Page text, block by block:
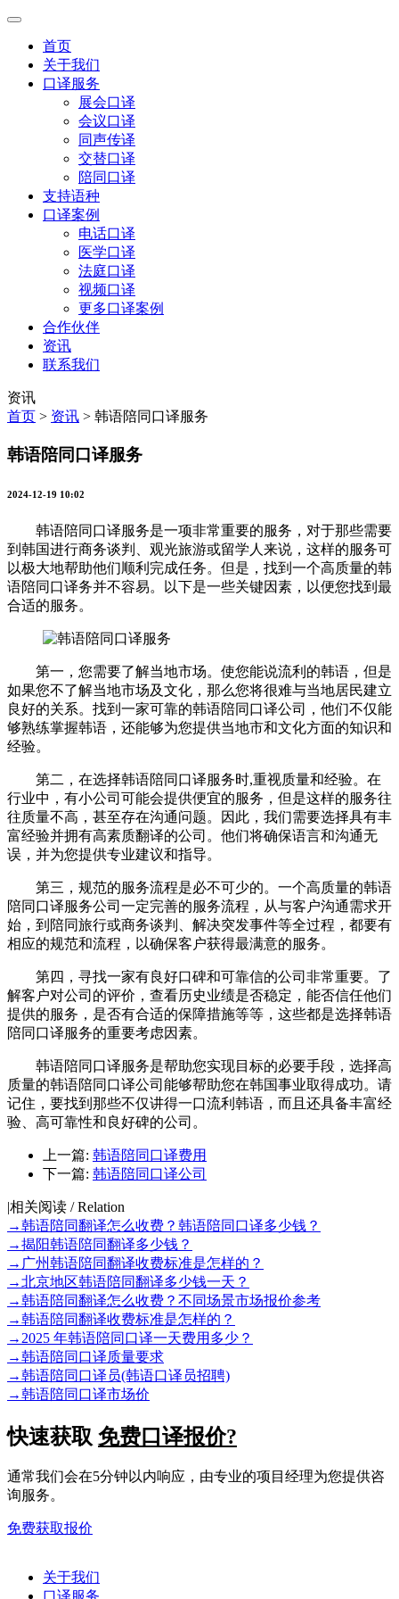
首页
关于我们
口译服务
展会口译
会议口译
同声传译
交替口译
陪同口译
支持语种
口译案例
电话口译
医学口译
法庭口译
视频口译
更多口译案例
合作伙伴
资讯
联系我们
资讯
首页 > 资讯 > 韩语陪同口译服务
韩语陪同口译服务
2024-12-19 10:02
韩语陪同口译服务是一项非常重要的服务，对于那些需要
到韩国进行商务谈判、观光旅游或留学人来说，这样的服务可
以极大地帮助他们顺利完成任务。但是，找到一个高质量的韩
语陪同口译务并不容易。以下是一些关键因素，以便您找到最
合适的服务。
第一，您需要了解当地市场。使您能说流利的韩语，但是
如果您不了解当地市场及文化，那么您将很难与当地居民建立
良好的关系。找到一家可靠的韩语陪同口译公司，他们不仅能
够熟练掌握韩语，还能够为您提供当地市和文化方面的知识和
经验。
第二，在选择韩语陪同口译服务时,重视质量和经验。在
行业中，有小公司可能会提供便宜的服务，但是这样的服务往
往质量不高，甚至存在沟通问题。因此，我们需要选择具有丰
富经验并拥有高素质翻译的公司。他们将确保语言和沟通无
误，并为您提供专业建议和指导。
第三，规范的服务流程是必不可少的。一个高质量的韩语
陪同口译服务公司一定完善的服务流程，从与客户沟通需求开
始，到陪同旅行或商务谈判、解决突发事件等全过程，都要有
相应的规范和流程，以确保客户获得最满意的服务。
第四，寻找一家有良好口碑和可靠信的公司非常重要。了
解客户对公司的评价，查看历史业绩是否稳定，能否信任他们
提供的服务，是否有合适的保障措施等等，这些都是选择韩语
陪同口译服务的重要考虑因素。
韩语陪同口译服务是帮助您实现目标的必要手段，选择高
质量的韩语陪同口译公司能够帮助您在韩国事业取得成功。请
记住，要找到那些不仅讲得一口流利韩语，而且还具备丰富经
验、高可靠性和良好碑的公司。
上一篇: 韩语陪同口译费用
下一篇: 韩语陪同口译公司
|相关阅读 / Relation
→韩语陪同翻译怎么收费？韩语陪同口译多少钱？
→揭阳韩语陪同翻译多少钱？
→ 广州韩语陪同翻译收费标准是怎样的？
→北京地区韩语陪同翻译多少钱一天？
→韩语陪同翻译怎么收费？不同场景市场报价参考
→韩语陪同翻译收费标准是怎样的？
→ 2025 年韩语陪同口译一天费用多少？
→韩语陪同口译质量要求
→韩语陪同口译员(韩语口译员招聘)
→韩语陪同口译市场价
快速获取 免费口译报价?
通常我们会在5分钟以内响应，由专业的项目经理为您提供咨
询服务。
免费获取报价
关于我们